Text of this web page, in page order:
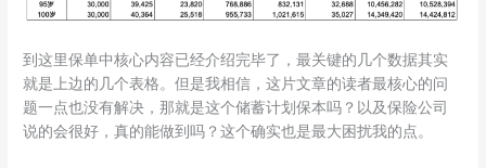
到这里保单中核心内容已经介绍完毕了，最关键的几个数据其实
就是上边的几个表格。但是我相信，这片文章的读者最核心的问
题一点也没有解决，那就是这个储蓄计划保本吗？以及保险公司
说的会很好，真的能做到吗？这个确实也是最大困扰我的点。